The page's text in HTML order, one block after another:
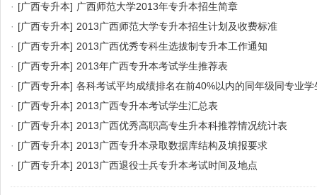
· [广西专升本] 广西师范大学2013年专升本招生简章
· [广西专升本] 2013广西师范大学专升本招生计划及收费标准
· [广西专升本] 2013广西优秀专科生选拔制专升本工作通知
· [广西专升本] 2013年广西专升本考试学生推荐表
· [广西专升本] 各科考试平均成绩排名在前40%以内的同年级同专业
· [广西专升本] 2013广西专升本考试学生汇总表
· [广西专升本] 2013广西优秀高职高专生升本科推荐情况统计表
· [广西专升本] 2013广西专升本录取数据库结构及填报要求
· [广西专升本] 2013广西退役士兵专升本考试时间及地点